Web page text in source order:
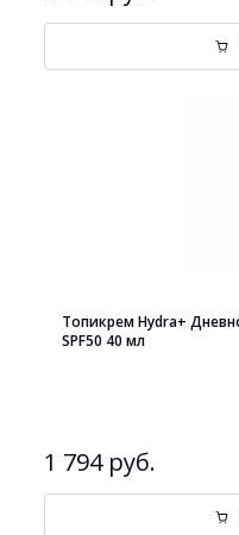
Топикрем Hydra+
SPF50 40 мл
1 794 руб.